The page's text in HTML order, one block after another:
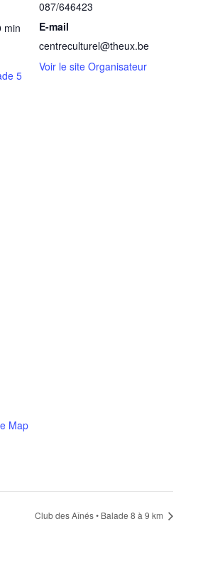
min
5
087/646423
E-mail
centreculturel@theux.be
Voir le site Organisateur
Map
Club des Aînés • Balade 8 à 9 km